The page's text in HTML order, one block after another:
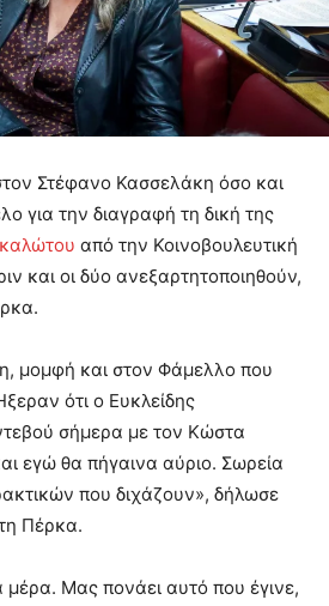
Στέφανο Κασσελάκη όσο και
για την διαγραφή τη δική της
από την Κοινοβουλευτική
και οι δύο ανεξαρτητοποιηθούν,
μομφή και στον Φάμελλο που
ότι ο Ευκλείδης
σήμερα με τον Κώστα
εγώ θα πήγαινα αύριο. Σωρεία
που διχάζουν», δήλωσε
Πέρκα.
μέρα. Μας πονάει αυτό που έγινε,